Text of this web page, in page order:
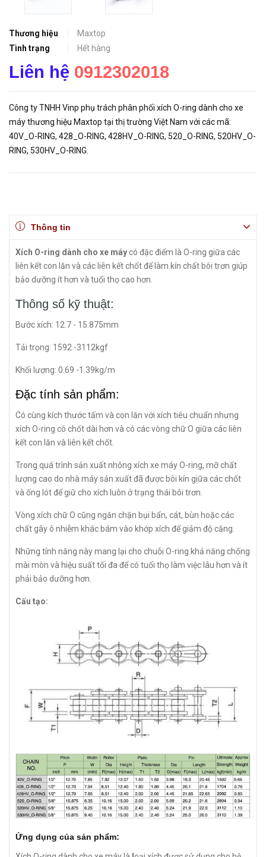
Thương hiệu
Maxtop
Tình trạng
Hết hàng
Liên hệ 0912302018
Công ty TNHH Vinp phụ trách phân phối xích O-ring dành cho xe
máy thương hiệu Maxtop tại thị trường Việt Nam với các mã:
40V_O-RING, 428_O-RING, 428HV_O-RING, 520_O-RING, 520HV_O-
RING, 530HV_O-RING.
Thông tin
Xích O-ring dành cho xe máycó đặc điểm là O-ring giữa các
liên kết con lăn và các liên kết chốt để làm kín chất bôi trơn giúp
bảo dưỡng ít hơn và tuổi thọ cao hơn.
Thông số kỹ thuật:
Bước xích: 12.7 - 15.875mm
Tải trọng: 1592 -3112kgf
Khối lượng: 0.69 -1.39kg/m
Đặc tính sản phẩm:
Có cùng kích thước tấm và con lăn với xích tiêu chuẩn nhưng
xích O-ring có chốt dài hơn và có các vòng chữ O giữa các liên
kết con lăn và liên kết chốt.
Trong quá trình sản xuất nhông xích xe máy O-ring, mỡ chất
lượng cao do nhà máy sản xuất đã được bôi kín giữa các chốt
và ống lót để giữ cho xích luôn ở trạng thái bôi trơn.
Vòng xích chữ O cũng ngăn chặn bụi bẩn, cát, bùn hoặc các
chất gây ô nhiễm khác bám vào khớp xích để giảm độ căng.
Những tính năng này mang lại cho chuỗi O-ring khả năng chống
mài mòn và hiệu suất tối đa để có tuổi thọ làm việc lâu hơn và ít
phải bảo dưỡng hơn.
Cấu tạo:
Ứng dụng của sản phẩm: